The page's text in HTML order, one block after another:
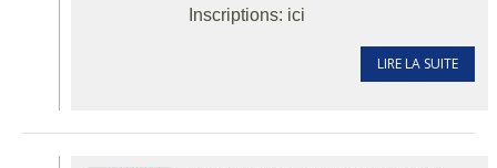
Inscriptions: ici
LIRE LA SUITE